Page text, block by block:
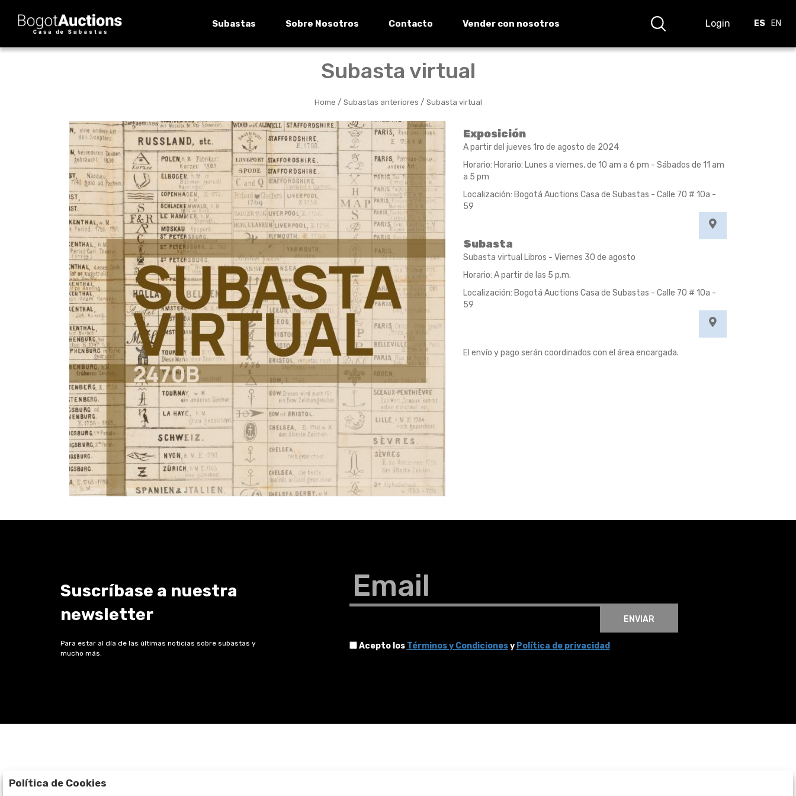
Subastas Sobre Nosotros Contacto Vender con nosotros Login ES EN
Subasta virtual
Home / Subastas anteriores / Subasta virtual
Exposición
A partir del jueves 1ro de agosto de 2024
Horario: Horario: Lunes a viernes, de 10 am a 6 pm - Sábados de 11 am
a 5 pm
Localización: Bogotá Auctions Casa de Subastas - Calle 70 # 10a -
59
Subasta
Subasta virtual Libros - Viernes 30 de agosto
Horario: A partir de las 5 p.m.
Localización: Bogotá Auctions Casa de Subastas - Calle 70 # 10a -
59
El envío y pago serán coordinados con el área encargada.
Suscríbase a nuestra
newsletter
Para estar al día de las últimas noticias sobre subastas y
mucho más.
Email
ENVIAR
Acepto los Términos y Condicionesy Política de privacidad
Política de Cookies